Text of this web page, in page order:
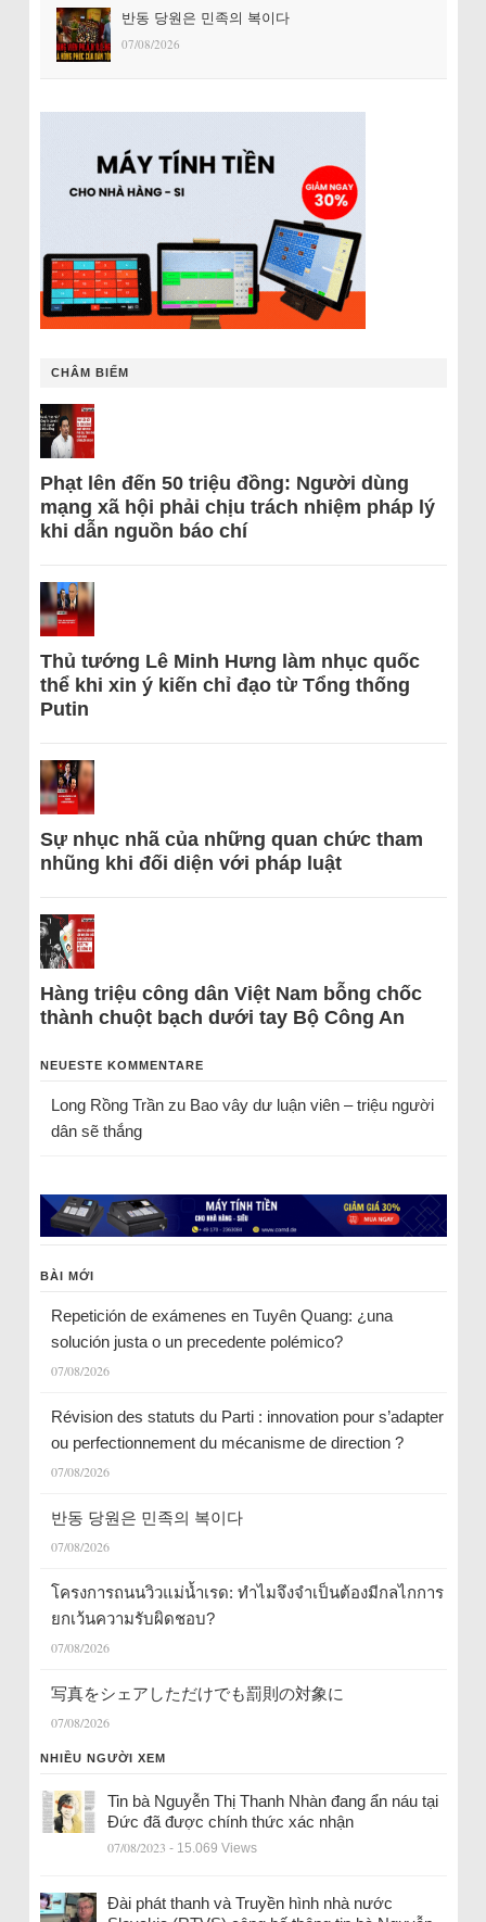
반동 당원은 민족의 복이다
07/08/2026
CHÂM BIẾM
Phạt lên đến 50 triệu đồng: Người dùng
mạng xã hội phải chịu trách nhiệm pháp lý
khi dẫn nguồn báo chí
Thủ tướng Lê Minh Hưng làm nhục quốc
thể khi xin ý kiến chỉ đạo từ Tổng thống
Putin
Sự nhục nhã của những quan chức tham
nhũng khi đối diện với pháp luật
Hàng triệu công dân Việt Nam bỗng chốc
thành chuột bạch dưới tay Bộ Công An
NEUESTE KOMMENTARE
Long Rồng Trầnzu Bao vây dư luận viên – triệu người
dân sẽ thắng
BÀI MỚI
Repetición de exámenes en Tuyên Quang: ¿una
solución justa o un precedente polémico?
07/08/2026
Révision des statuts du Parti : innovation pour s’adapter
ou perfectionnement du mécanisme de direction ?
07/08/2026
반동 당원은 민족의 복이다
07/08/2026
โครงการถนนวิวแม่น้ำเรด: ทำไมจึงจำเป็นต้องมีกลไกการ
ยกเว้นความรับผิดชอบ?
07/08/2026
写真をシェアしただけでも罰則の対象に
07/08/2026
NHIỀU NGƯỜI XEM
Tin bà Nguyễn Thị Thanh Nhàn đang ẩn náu tại
Đức đã được chính thức xác nhận
07/08/2023 - 15.069 Views
Đài phát thanh và Truyền hình nhà nước